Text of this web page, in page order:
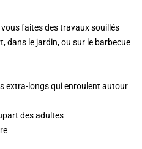
faites des travaux souillés
dans le jardin, ou sur le barbecue
extra-longs qui enroulent autour
des adultes